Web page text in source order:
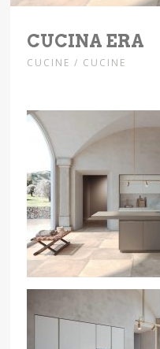
CUCINA ERA
CUCINE / CUCINE